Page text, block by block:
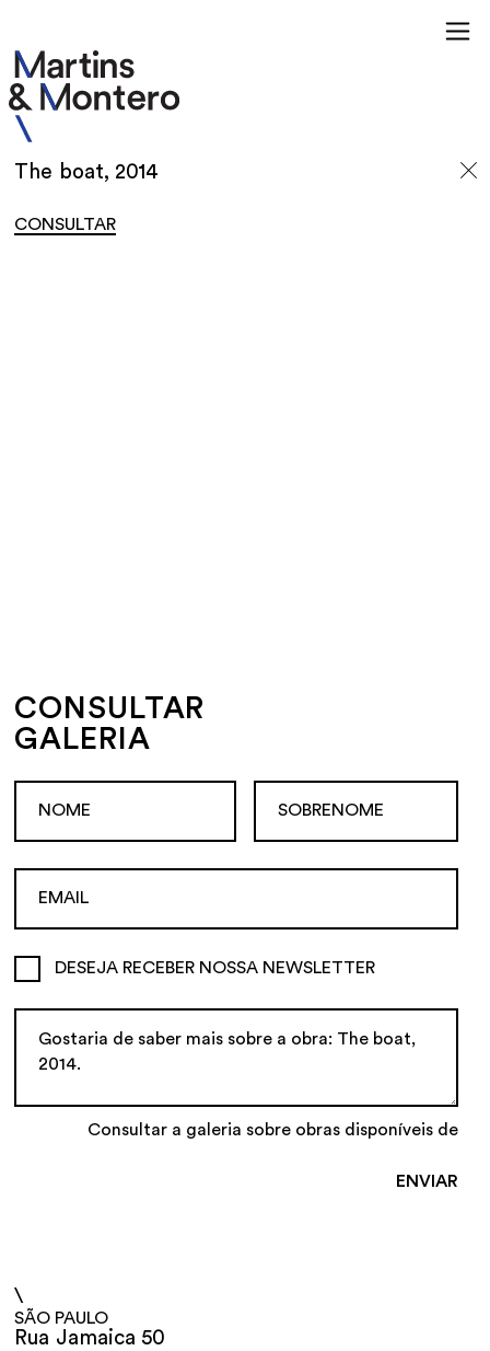
The boat, 2014
CONSULTAR
CONSULTAR
GALERIA
DESEJA RECEBER NOSSA NEWSLETTER
Consultar a galeria sobre obras disponíveis de
\
SÃO PAULO
Rua Jamaica 50